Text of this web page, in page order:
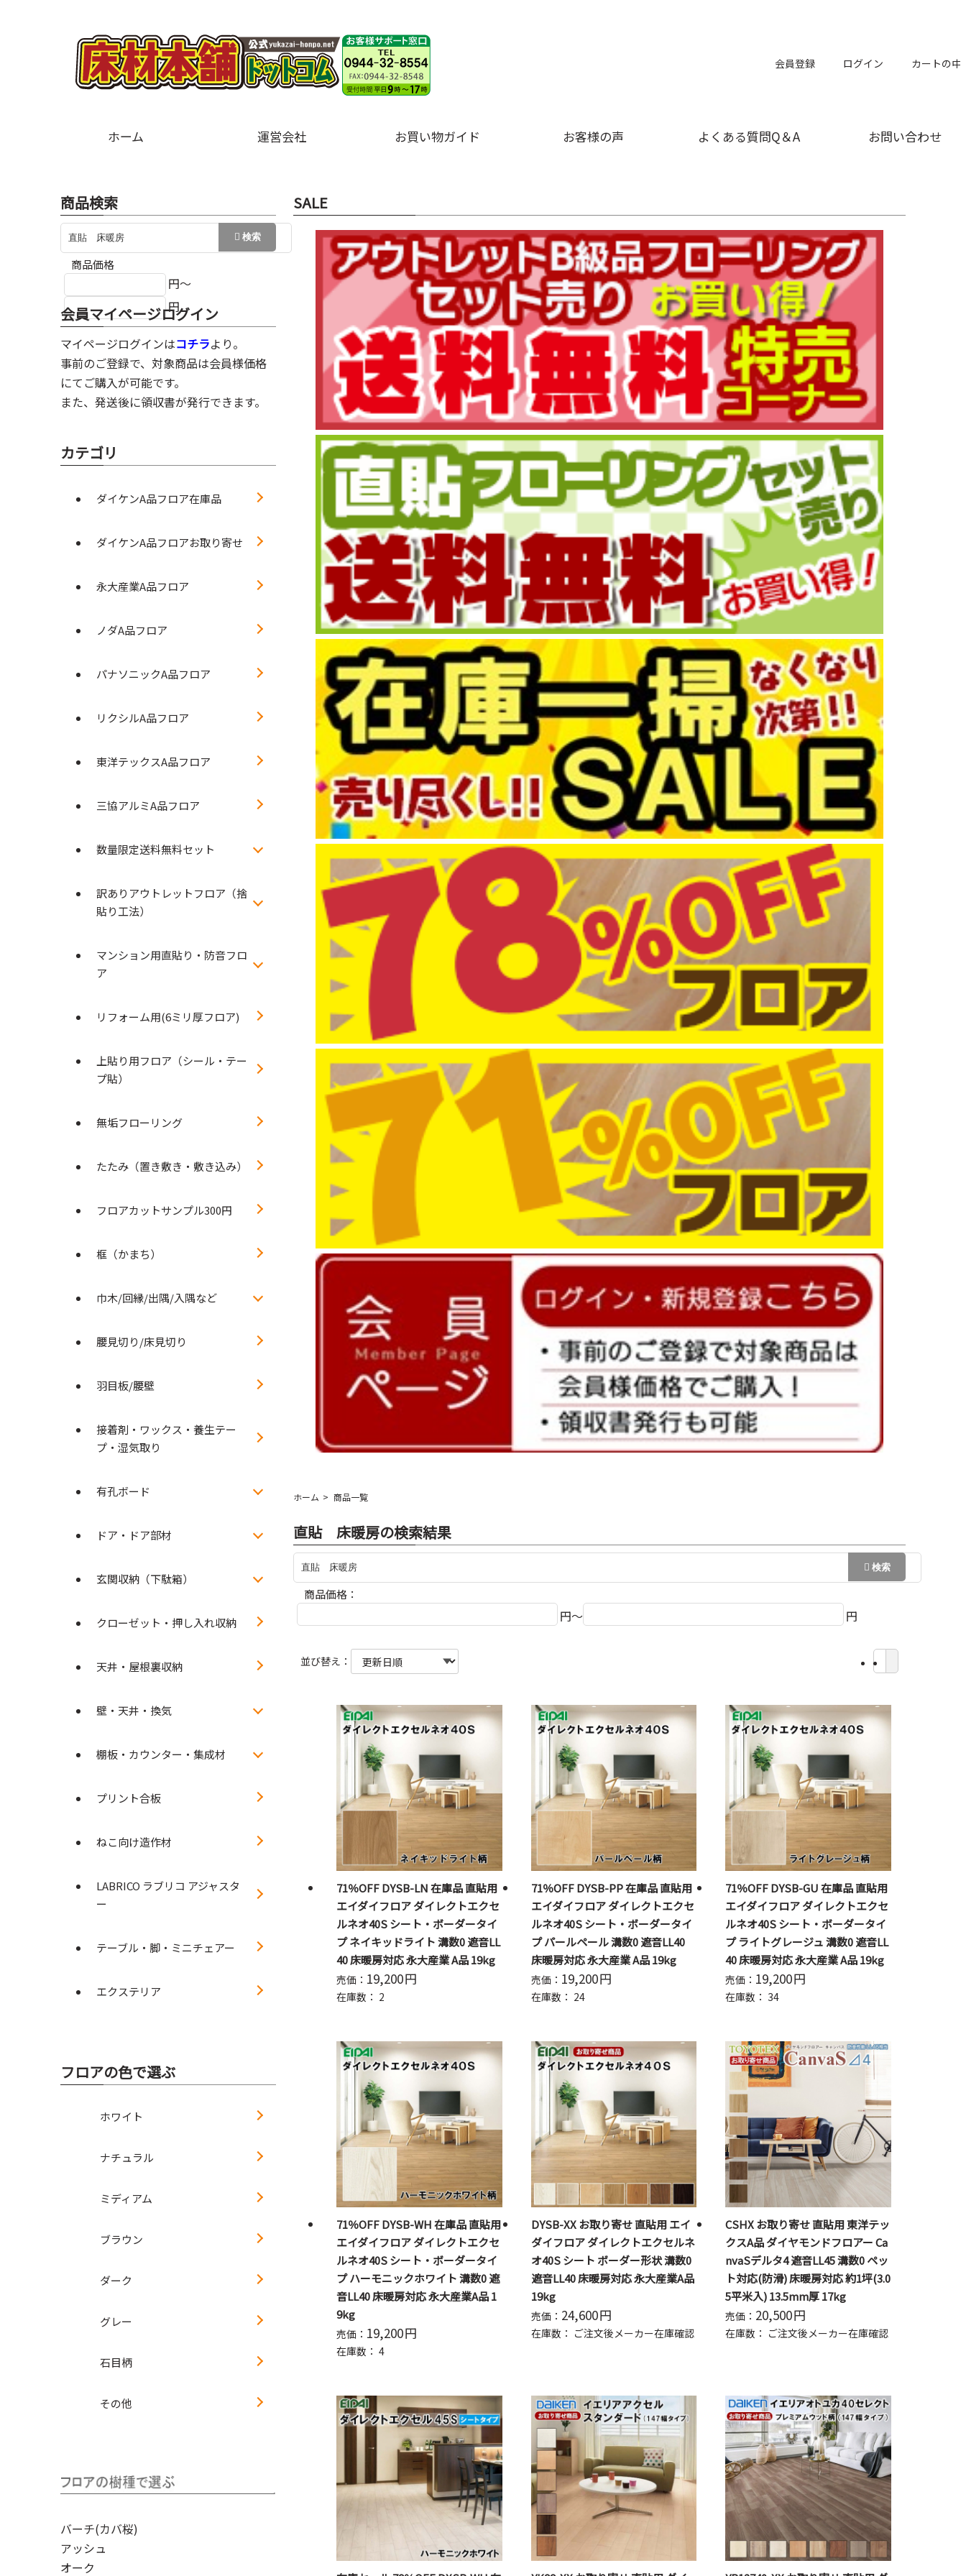
会員登録 ログイン カートの中
ホーム 運営会社 お買い物ガイド お客様の声 よくある質問Q＆A お問い合わせ
SALE
ホーム 商品一覧
直貼 床暖房の検索結果
商品価格：
円～ 円
並び替え：
71％OFF DYSB-LN 在庫品 直貼用
エイダイフロア ダイレクトエクセ
ルネオ40S シート・ボーダータイ
プ ネイキッドライト 溝数0 遮音LL
40 床暖房対応 永大産業 A品 19kg
売価： 19,200円
在庫数： 2
71％OFF DYSB-PP 在庫品 直貼用
エイダイフロア ダイレクトエクセ
ルネオ40S シート・ボーダータイ
プ パールペール 溝数0 遮音LL40
床暖房対応 永大産業 A品 19kg
売価： 19,200円
在庫数： 24
71％OFF DYSB-GU 在庫品 直貼用
エイダイフロア ダイレクトエクセ
ルネオ40S シート・ボーダータイ
プ ライトグレージュ 溝数0 遮音LL
40 床暖房対応 永大産業 A品 19kg
売価： 19,200円
在庫数： 34
71％OFF DYSB-WH 在庫品 直貼用
エイダイフロア ダイレクトエクセ
ルネオ40S シート・ボーダータイ
プ ハーモニックホワイト 溝数0 遮
音LL40 床暖房対応 永大産業A品 1
9kg
売価： 19,200円
在庫数： 4
DYSB-XX お取り寄せ 直貼用 エイ
ダイフロア ダイレクトエクセルネ
オ40S シート ボーダー形状 溝数0
遮音LL40 床暖房対応 永大産業A品
19kg
売価： 24,600円
在庫数： ご注文後メーカー在庫確認
CSHX お取り寄せ 直貼用 東洋テッ
クスA品 ダイヤモンドフロアー Ca
nvaSデルタ4 遮音LL45 溝数0 ペッ
ト対応(防滑) 床暖房対応 約1坪(3.0
5平米入) 13.5mm厚 17kg
売価： 20,500円
在庫数： ご注文後メーカー在庫確認
商品検索
商品価格
円～
円
会員マイページログイン
マイページログインはコチラより。
事前のご登録で、対象商品は会員様価格
にてご購入が可能です。
また、発送後に領収書が発行できます。
カテゴリ
ダイケンA品フロア在庫品
ダイケンA品フロアお取り寄せ
永大産業A品フロア
ノダA品フロア
パナソニックA品フロア
リクシルA品フロア
東洋テックスA品フロア
三協アルミA品フロア
数量限定送料無料セット
訳ありアウトレットフロア（捨
貼り工法）
マンション用直貼り・防音フロ
ア
リフォーム用(6ミリ厚フロア)
上貼り用フロア（シール・テー
プ貼）
無垢フローリング
たたみ（置き敷き・敷き込み）
フロアカットサンプル300円
框（かまち）
巾木/回縁/出隅/入隅など
腰見切り/床見切り
羽目板/腰壁
接着剤・ワックス・養生テー
プ・湿気取り
有孔ボード
ドア・ドア部材
玄関収納（下駄箱）
クローゼット・押し入れ収納
天井・屋根裏収納
壁・天井・換気
棚板・カウンター・集成材
プリント合板
ねこ向け造作材
LABRICO ラブリコ アジャスタ
ー
テーブル・脚・ミニチェアー
エクステリア
フロアの色で選ぶ
ホワイト
ナチュラル
ミディアム
ブラウン
ダーク
グレー
石目柄
その他
バーチ(カバ桜)
アッシュ
オーク